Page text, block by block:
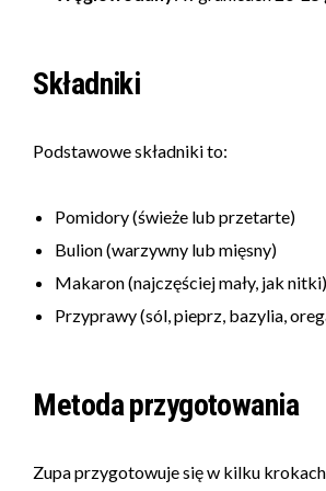
Składniki
Podstawowe składniki to:
Pomidory (świeże lub przetarte)
Bulion (warzywny lub mięsny)
Makaron (najczęściej mały, jak nitki)
Przyprawy (sól, pieprz, bazylia,
Metoda przygotowania
Zupa przygotowuje się w kilku